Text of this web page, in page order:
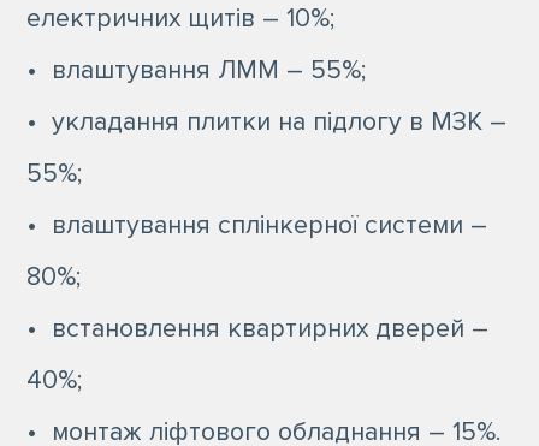
електричних щитів – 10%;
• влаштування ЛММ – 55%;
• укладання плитки на підлогу в МЗК –
55%;
• влаштування сплінкерної системи –
80%;
• встановлення квартирних дверей –
40%;
• монтаж ліфтового обладнання – 15%.